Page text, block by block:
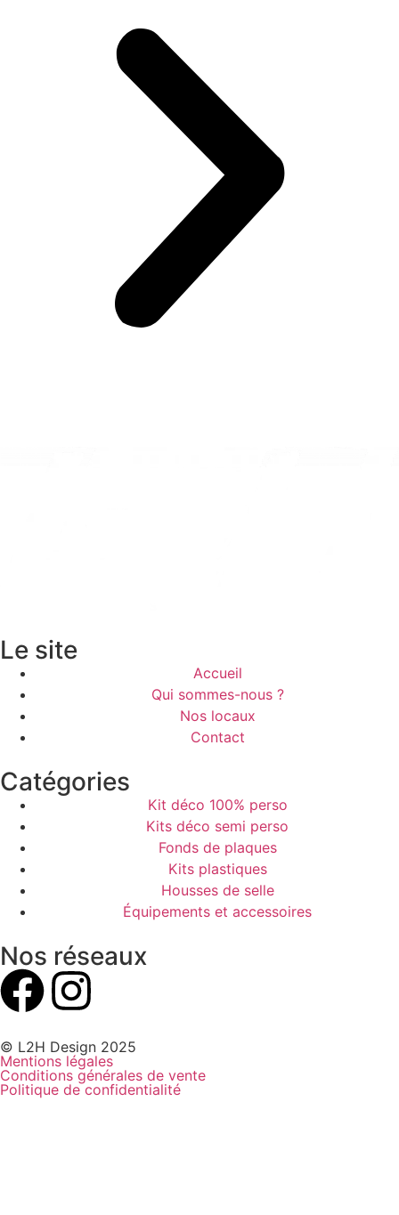
Le site
Accueil
Qui sommes-nous ?
Nos locaux
Contact
Catégories
Kit déco 100% perso
Kits déco semi perso
Fonds de plaques
Kits plastiques
Housses de selle
Équipements et accessoires
Nos réseaux
© L2H Design 2025
Mentions légales
Conditions générales de vente
Politique de confidentialité